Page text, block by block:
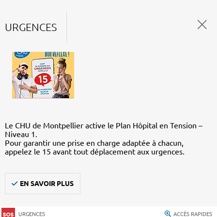
URGENCES
Le CHU de Montpellier active le Plan Hôpital en Tension –
Niveau 1.
Pour garantir une prise en charge adaptée à chacun,
appelez le 15 avant tout déplacement aux urgences.
EN SAVOIR PLUS
URGENCES ACCÈS RAPIDES